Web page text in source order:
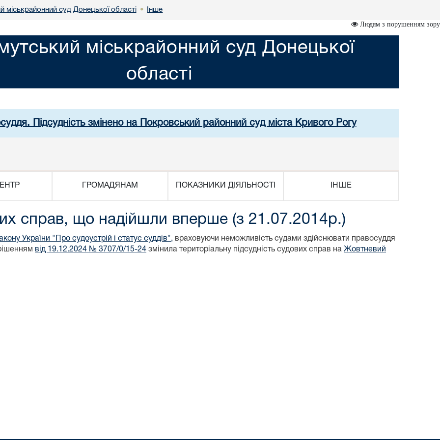
міськрайонний суд Донецької області • Інше
Людям з порушенням зору
міськрайонний суд Донецької
області
Підсудність змінено на Покровський районний суд міста Кривого Рогу
ГРОМАДЯНАМ ПОКАЗНИКИ ДІЯЛЬНОСТІ ІНШЕ
справ, що надійшли вперше (з 21.07.2014р.)
України "Про судоустрій і статус суддів", враховуючи неможливість судами здійснювати правосуддя
від 19.12.2024 № 3707/0/15-24 змінила територіальну підсудність судових справ на Жовтневий